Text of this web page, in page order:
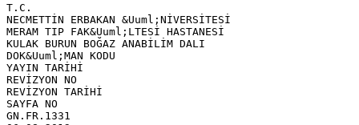
T.C.
NECMETTİN ERBAKAN &Uuml;NİVERSİTESİ
MERAM TIP FAK&Uuml;LTESİ HASTANESİ
KULAK BURUN BOĞAZ ANABİLİM DALI
DOK&Uuml;MAN KODU
YAYIN TARİHİ
REVİZYON NO
REVİZYON TARİHİ
SAYFA NO
GN.FR.1331